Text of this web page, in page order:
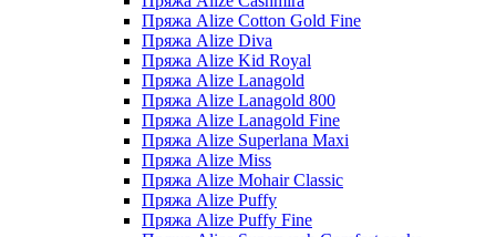
Пряжа Alize Cotton Gold Fine
Пряжа Alize Diva
Пряжа Alize Kid Royal
Пряжа Alize Lanagold
Пряжа Alize Lanagold 800
Пряжа Alize Lanagold Fine
Пряжа Alize Superlana Maxi
Пряжа Alize Miss
Пряжа Alize Mohair Classic
Пряжа Alize Puffy
Пряжа Alize Puffy Fine